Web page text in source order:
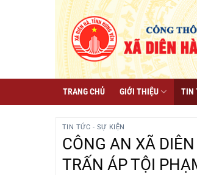
TRANG CHỦ GIỚI THIỆU TIN
TIN TỨC - SỰ KIỆN
CÔNG AN XÃ
TRẤN ÁP TỘI